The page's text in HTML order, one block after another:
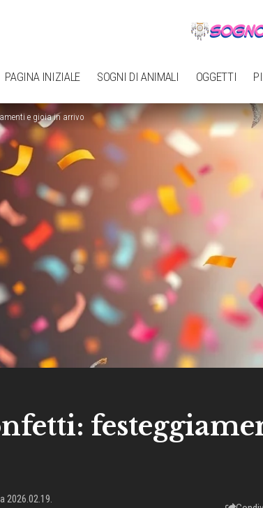
PAGINA INIZIALE SOGNI DI ANIMALI OGGETTI
e gioia in arrivo
2026.02.19.